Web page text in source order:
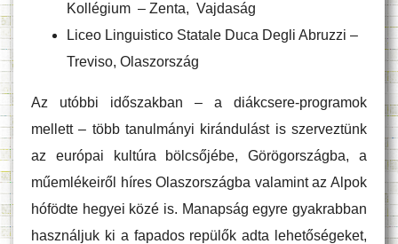
Kollégium – Zenta, Vajdaság
Liceo Linguistico Statale Duca Degli Abruzzi –
Treviso, Olaszország
Az utóbbi időszakban – a diákcsere-programok
mellett – több tanulmányi kirándulást is szerveztünk
az európai kultúra bölcsőjébe, Görögországba, a
műemlékeiről híres Olaszországba valamint az Alpok
hófödte hegyei közé is. Manapság egyre gyakrabban
használjuk ki a fapados repülők adta lehetőségeket,